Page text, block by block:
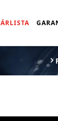
ÁRLISTA